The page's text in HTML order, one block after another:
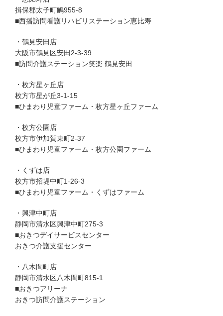
揖保郡太子町鵤955-8
■西播訪問看護リハビリステーション恵比寿
・鶴見安田店
大阪市鶴見区安田2-3-39
■訪問介護ステーション笑楽 鶴見安田
・枚方星ヶ丘店
枚方市星が丘3-1-15
■ひまわり児童ファーム・枚方星ヶ丘ファーム
・枚方公園店
枚方市伊加賀東町2-37
■ひまわり児童ファーム・枚方公園ファーム
・くずは店
枚方市招堤中町1-26-3
■ひまわり児童ファーム・くずはファーム
・興津中町店
静岡市清水区興津中町275-3
■おきつデイサービスセンター
おきつ介護支援センター
・八木間町店
静岡市清水区八木間町815-1
■おきつアリーナ
おきつ訪問介護ステーション